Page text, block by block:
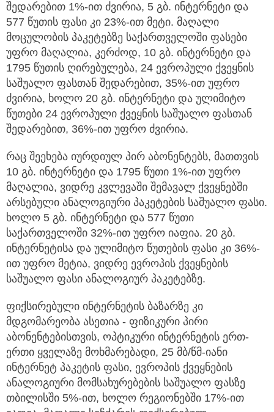
შედარებით 1%-ით ძვირია, 5 გბ. ინტერნეტი და
577 წუთის ფასი კი 23%-ით მეტი. მაღალი
მოცულობის პაკეტებზე საქართველოში ფასები
უფრო მაღალია, კერძოდ, 10 გბ. ინტერნეტი და
1795 წუთის ღირებულება, 24 ევროპული ქვეყნის
საშუალო ფასთან შედარებით, 35%-ით უფრო
ძვირია, ხოლო 20 გბ. ინტერნეტი და ულიმიტო
წუთები 24 ევროპული ქვეყნის საშუალო ფასთან
შედარებით, 36%-ით უფრო ძვირია.
რაც შეეხება იურდიულ პირ აბონენტებს, მათთვის
10 გბ. ინტერნეტი და 1795 წუთი 1%-ით უფრო
მაღალია, ვიდრე კვლევაში შემავალ ქვეყნებში
არსებული ანალოგიური პაკეტების საშუალო ფასი.
ხოლო 5 გბ. ინტერნეტი და 577 წუთი
საქართველოში 32%-ით უფრო იაფია. 20 გბ.
ინტერნეტისა და ულიმიტო წუთების ფასი კი 36%-
ით უფრო მეტია, ვიდრე ევროპის ქვეყნების
საშუალო ფასი ანალოგიურ პაკეტებზე.
ფიქსირებული ინტერნეტის ბაზარზე კი
მდგომარეობა ასეთია - ფიზიკური პირი
აბონენტებისთვის, ოპტიკური ინტერნეტის ერთ-
ერთი ყველაზე მოხმარებადი, 25 მბ/წმ-იანი
ინტერნეტ პაკეტის ფასი, ევროპის ქვეყნების
ანალოგიური მომსახურებების საშუალო ფასზე
თბილისში 5%-ით, ხოლო რეგიონებში 17%-ით